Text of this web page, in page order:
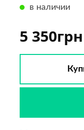
5 350грн
в наличии